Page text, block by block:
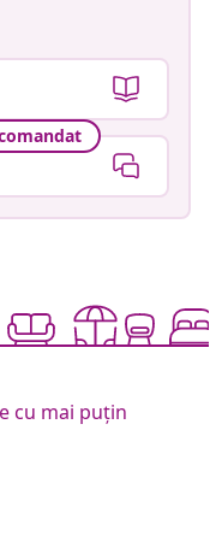
cu mai puțin